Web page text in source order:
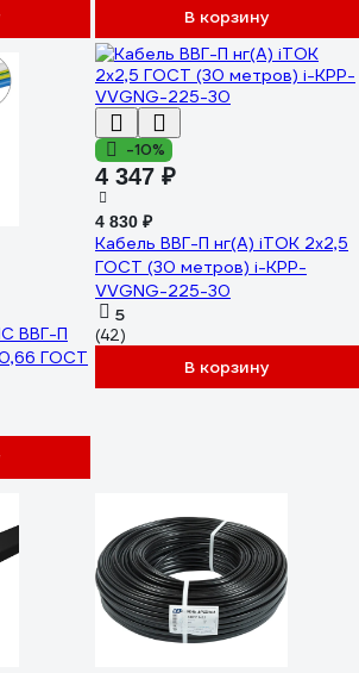
В корзину
ВВГ-П
0,66 ГОСТ
-10%
4 347 ₽
4 830 ₽
Кабель ВВГ-П нг(А) iTOK 2x2,5
ГОСТ (30 метров) i-KPP-
VVGNG-225-30
5
(42)
В корзину